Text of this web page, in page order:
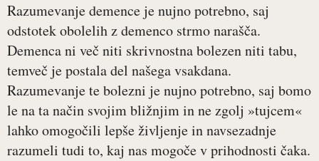
Razumevanje demence je nujno potrebno, saj
odstotek obolelih z demenco strmo narašča.
Demenca ni več niti skrivnostna bolezen niti tabu,
temveč je postala del našega vsakdana.
Razumevanje te bolezni je nujno potrebno, saj bomo
le na ta način svojim bližnjim in ne zgolj »tujcem«
lahko omogočili lepše življenje in navsezadnje
razumeli tudi to, kaj nas mogoče v prihodnosti čaka.